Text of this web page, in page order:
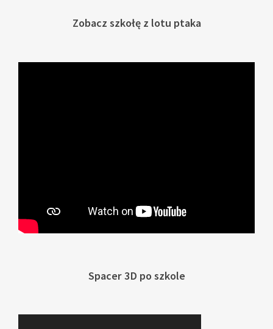
Zobacz szkołę z lotu ptaka
Spacer 3D po szkole